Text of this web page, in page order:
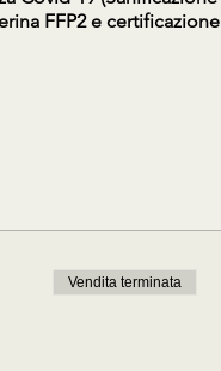
FFP2 e certificazione
Vendita terminata